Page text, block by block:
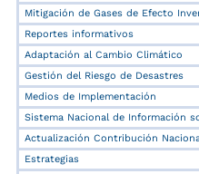
Mitigación de Gases de Efecto
Reportes informativos
Adaptación al Cambio Climático
Gestión del Riesgo de Desastres
Medios de Implementación
Sistema Nacional de Información
Actualización Contribución
Estrategias